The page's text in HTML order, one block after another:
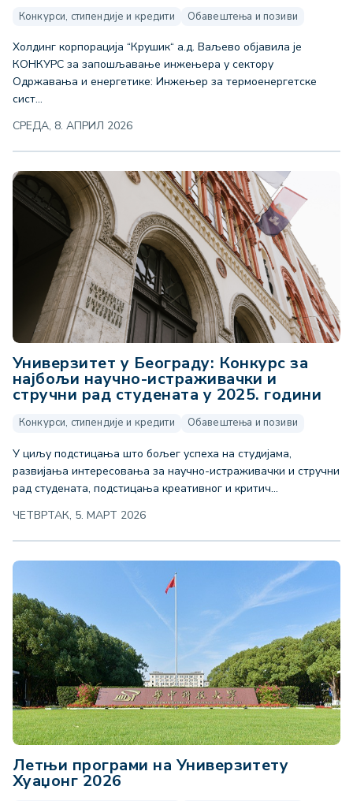
Конкурси, стипендије и кредити Обавештења и позиви
Холдинг корпорација “Крушик“ а.д. Ваљево објавила је
КОНКУРС за запошљавање инжењера у сектору
Одржавања и енергетике: Инжењер за термоенергетске
сист...
СРЕДА, 8. АПРИЛ 2026
Универзитет у Београду: Конкурс за
најбољи научно-истраживачки и
стручни рад студената у 2025. години
Конкурси, стипендије и кредити Обавештења и позиви
У циљу подстицања што бољег успеха на студијама,
развијања интересовања за научно-истраживачки и стручни
рад студената, подстицања креативног и критич...
ЧЕТВРТАК, 5. МАРТ 2026
Летњи програми на Универзитету
Хуаџонг 2026